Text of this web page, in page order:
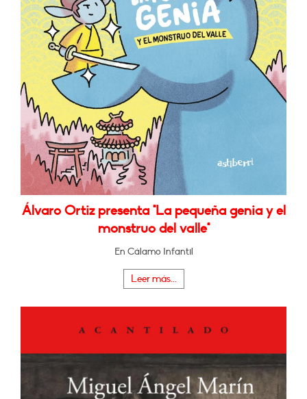
Álvaro Ortiz presenta "La pequeña genia y el
monstruo del valle"
En Cálamo Infantil
Leer más...